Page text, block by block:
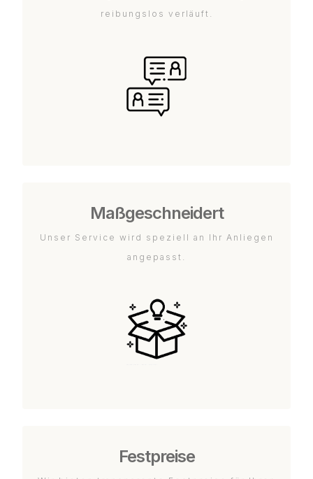
reibungslos verläuft.
Maßgeschneidert
Unser Service wird speziell an Ihr Anliegen
angepasst.
Festpreise